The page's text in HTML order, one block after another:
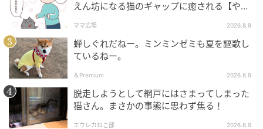
えん坊になる猫のギャップに癒される【やっ
ママ広場 2026.8.9
蝉しぐれだねー。ミンミンゼミも夏を謳歌し
ているねー。
＆Premium 2026.8.9
脱走しようとして網戸にはさまってしまった
猫さん。まさかの事態に思わず焦る！
エウレカねこ部 2026.8.9